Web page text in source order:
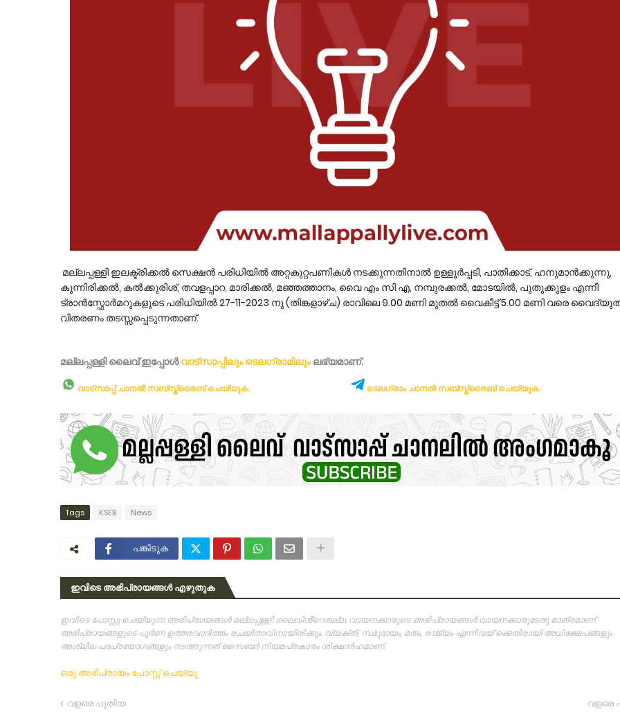
മല്ലപ്പള്ളി ഇലക്ട്രിക്കൽ സെക്ഷൻ പരിധിയിൽ അറ്റകുറ്റപണികൾ നടക്കുന്നതിനാൽ ഉള്ളൂർപ്പടി, പാതിക്കാട്, ഹനുമാൻക്കുന്നു,
കുന്നിരിക്കൽ, കൽക്കുരിശ്, തവളപ്പാറ, മാരിക്കൽ, മഞ്ഞത്താനം, വൈ എം സി എ, നമ്പുരക്കൽ, മോടയിൽ, പുതുക്കുളം എന്നീ
ട്രാൻസ്ഫോർമറുകളുടെ പരിധിയിൽ 27-11-2023 നു (തിങ്കളാഴ്ച) രാവിലെ 9.00 മണി മുതൽ വൈകീട്ട് 5.00 മണി വരെ
വിതരണം തടസ്സപ്പെടുന്നതാണ്.
മല്ലപ്പള്ളി ലൈവ് ഇപ്പോള്‍വാട്സാപ്പിലും ടെലഗ്രാമിലുംലഭ്യമാണ്‌.
വാട്സാപ്പ് ചാനൽ സബ്സ്ക്രൈബ് ചെയ്യുക. ടെലഗ്രാം ചാനൽ സബ്സ്ക്രൈബ് ചെയ്യുക.
Tags KSEB News
പങ്കിടുക
ഇവിടെ അഭിപ്രായങ്ങൾ എഴുതുക
ഇവിടെ പോസ്റ്റു ചെയ്യുന്ന അഭിപ്രായങ്ങള്‍ മല്ലപ്പള്ളി ലൈവിൻ്റെതല്ല. വായനക്കാരുടെ അഭിപ്രായങ്ങള്‍ വായനക്കാരുടേതു മാത്രമാണ്‌.
അഭിപ്രായങ്ങളുടെ പൂര്‍ണ ഉത്തരവാദിത്തം രചയിതാവിനായിരിക്കും. വ്യക്തി, സമുദായം, മതം, രാജ്യം എന്നിവയ് ക്കെതിരായി അധിക്ഷേപങ്ങളും
അശ്ലീല പദപ്രയോഗങ്ങളും നടത്തുന്നത്‌ സൈബര്‍ നിയമപ്രകാരം ശിക്ഷാര്‍ഹമാണ്‌.
ഒരു അഭിപ്രായം പോസ്റ്റ് ചെയ്യൂ
വളരെ പുതിയ വളരെ